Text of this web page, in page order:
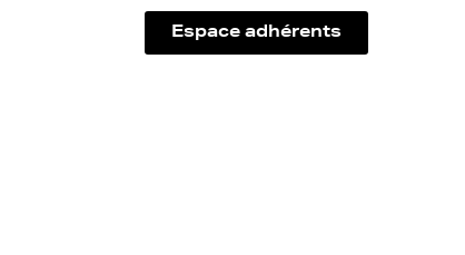
Espace adhérents